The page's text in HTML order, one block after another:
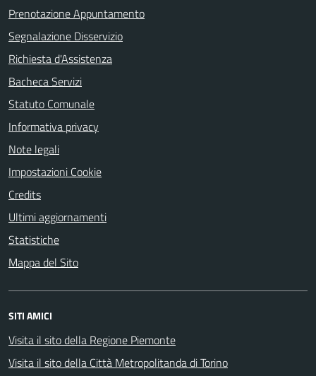
Prenotazione Appuntamento
Segnalazione Disservizio
Richiesta d'Assistenza
Bacheca Servizi
Statuto Comunale
Informativa privacy
Note legali
Impostazioni Cookie
Credits
Ultimi aggiornamenti
Statistiche
Mappa del Sito
SITI AMICI
Visita il sito della Regione Piemonte
Visita il sito della Città Metropolitanda di Torino